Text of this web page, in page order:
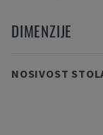
DIMENZIJE
NOSIVOST